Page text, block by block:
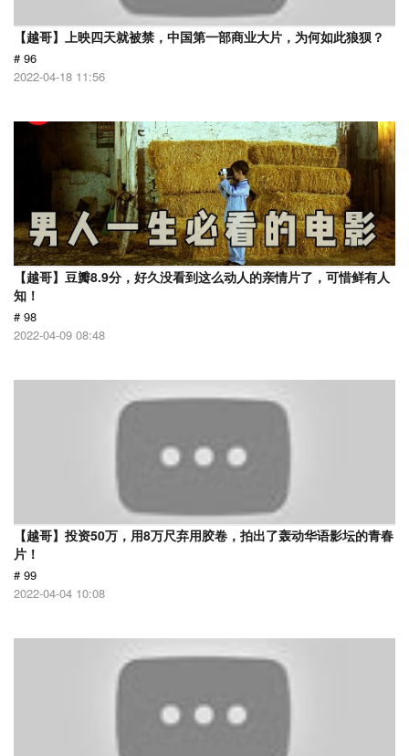
【越哥】上映四天就被禁，中国第一部商业大片，为何如此狼狈？
# 96
2022-04-18 11:56
【越哥】豆瓣8.9分，好久没看到这么动人的亲情片了，可惜鲜有人
知！
# 98
2022-04-09 08:48
【越哥】投资50万，用8万尺弃用胶卷，拍出了轰动华语影坛的青春
片！
# 99
2022-04-04 10:08